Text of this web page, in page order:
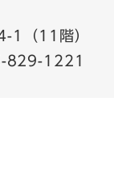
1（11階）
829-1221